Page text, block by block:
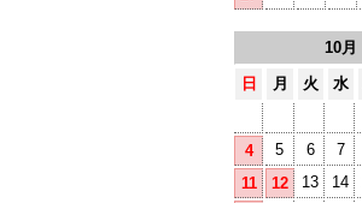
10月
日
月 火 水
4
5 6 7
11
12 13 14